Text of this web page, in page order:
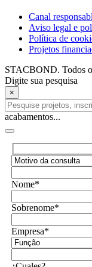
Canal
Aviso legal e
Política de
Projetos
STACBOND. Todos
Digite sua pesquisa
×
acabamentos...
Nome*
Sobrenome*
Empresa*